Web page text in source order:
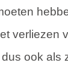
verliezen
ook als